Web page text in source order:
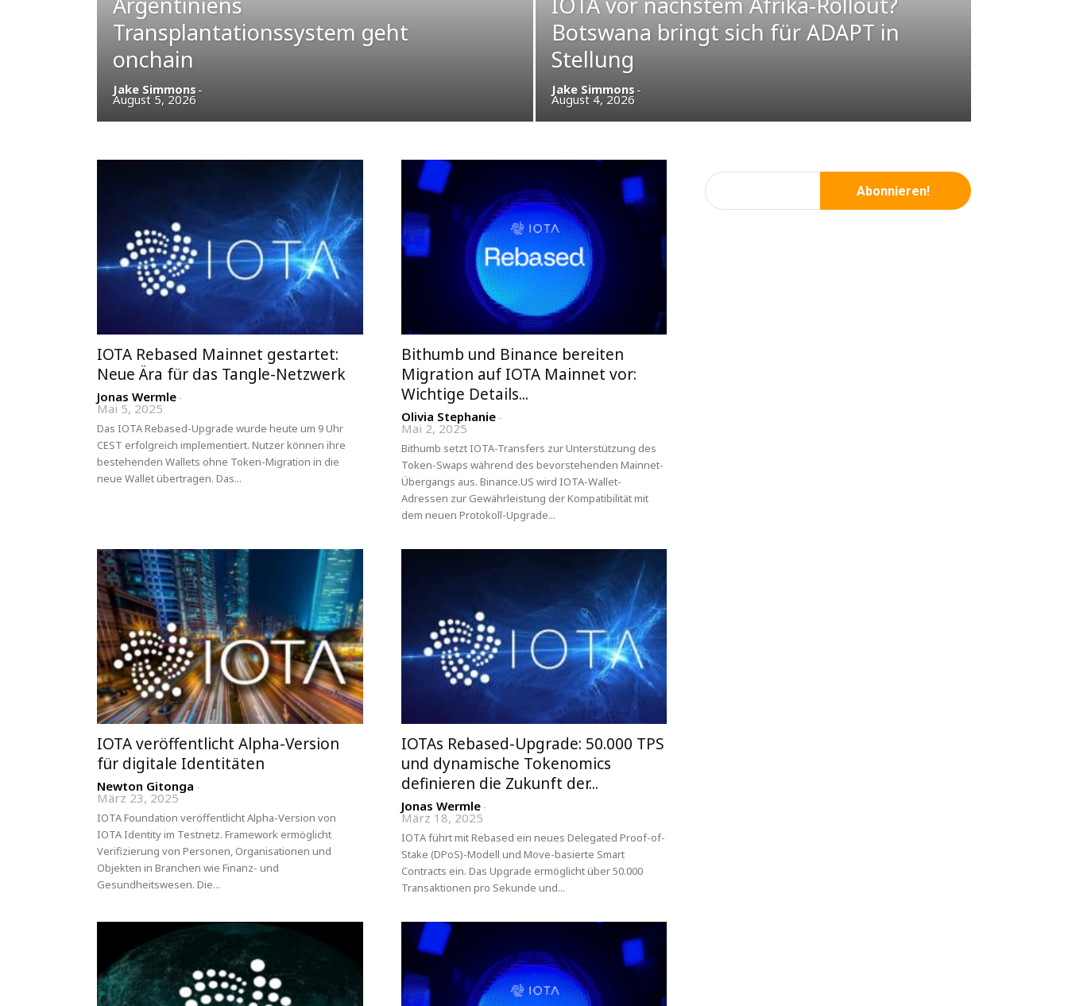
IOTA
Transplantationssystem geht
onchain
Jake Simmons-
August 5, 2026
Botswana bringt sich für ADAPT in
Stellung
Jake Simmons-
August 4, 2026
IOTA Rebased Mainnet gestartet:
Neue Ära für das Tangle-Netzwerk
Jonas Wermle-
Mai 5, 2025
Das IOTA Rebased-Upgrade wurde heute um 9 Uhr
CEST erfolgreich implementiert. Nutzer können ihre
bestehenden Wallets ohne Token-Migration in die
neue Wallet übertragen. Das...
Bithumb und Binance bereiten
Migration auf IOTA Mainnet vor:
Wichtige Details...
Olivia Stephanie-
Mai 2, 2025
Bithumb setzt IOTA-Transfers zur Unterstützung des
Token-Swaps während des bevorstehenden Mainnet-
Übergangs aus. Binance.US wird IOTA-Wallet-
Adressen zur Gewährleistung der Kompatibilität mit
dem neuen Protokoll-Upgrade...
IOTA veröffentlicht Alpha-Version
für digitale Identitäten
Newton Gitonga -
März 23, 2025
IOTA Foundation veröffentlicht Alpha-Version von
IOTA Identity im Testnetz. Framework ermöglicht
Verifizierung von Personen, Organisationen und
Objekten in Branchen wie Finanz- und
Gesundheitswesen. Die...
IOTAs Rebased-Upgrade: 50.000 TPS
und dynamische Tokenomics
definieren die Zukunft der...
Jonas Wermle-
März 18, 2025
IOTA führt mit Rebased ein neues Delegated Proof-of-
Stake (DPoS)-Modell und Move-basierte Smart
Contracts ein. Das Upgrade ermöglicht über 50.000
Transaktionen pro Sekunde und...